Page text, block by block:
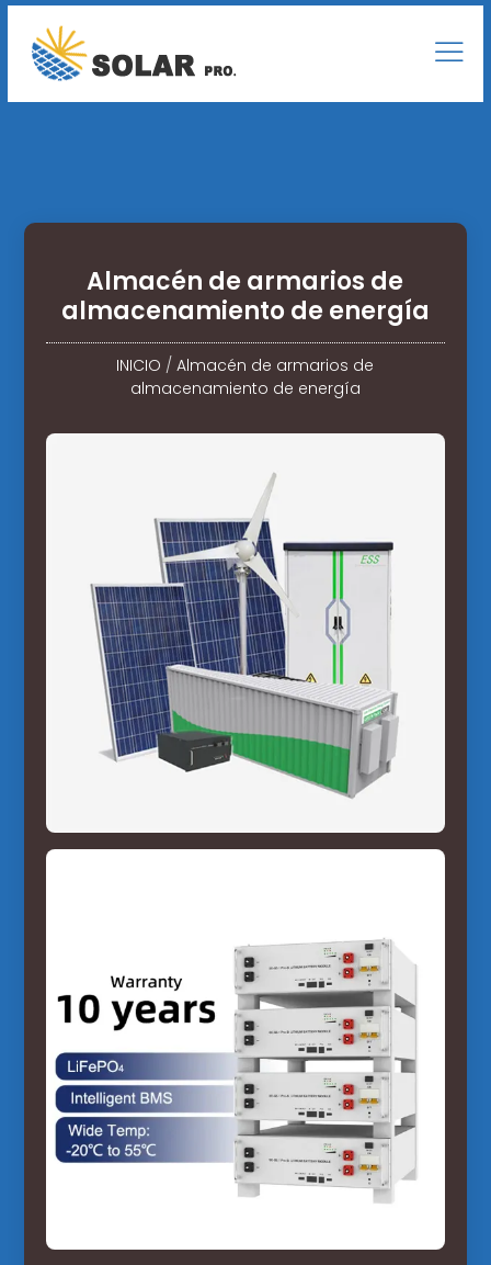
Almacén de armarios de
almacenamiento de energía
INICIO /Almacén de armarios de
almacenamiento de energía